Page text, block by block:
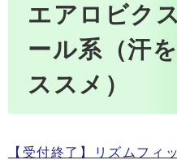
エアロビク
ール系（汗
ススメ）
【受付終了】リズムフィ